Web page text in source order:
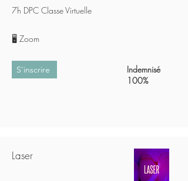
7h DPC Classe Virtuelle
🖥️ Zoom
S'inscrire
Indemnisé
100%
Laser